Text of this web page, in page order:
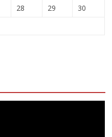
28 29
30